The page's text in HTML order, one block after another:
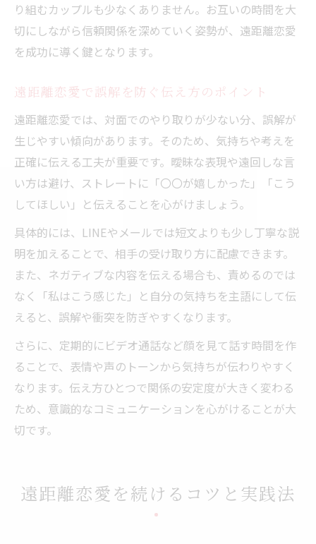
り組むカップルも少なくありません。お互いの時間を大
切にしながら信頼関係を深めていく姿勢が、遠距離恋愛
を成功に導く鍵となります。
遠距離恋愛で誤解を防ぐ伝え方のポイント
遠距離恋愛では、対面でのやり取りが少ない分、誤解が
生じやすい傾向があります。そのため、気持ちや考えを
正確に伝える工夫が重要です。曖昧な表現や遠回しな言
い方は避け、ストレートに「〇〇が嬉しかった」「こう
してほしい」と伝えることを心がけましょう。
具体的には、LINEやメールでは短文よりも少し丁寧な説
明を加えることで、相手の受け取り方に配慮できます。
また、ネガティブな内容を伝える場合も、責めるのでは
なく「私はこう感じた」と自分の気持ちを主語にして伝
えると、誤解や衝突を防ぎやすくなります。
さらに、定期的にビデオ通話など顔を見て話す時間を作
ることで、表情や声のトーンから気持ちが伝わりやすく
なります。伝え方ひとつで関係の安定度が大きく変わる
ため、意識的なコミュニケーションを心がけることが大
切です。
遠距離恋愛を続けるコツと実践法